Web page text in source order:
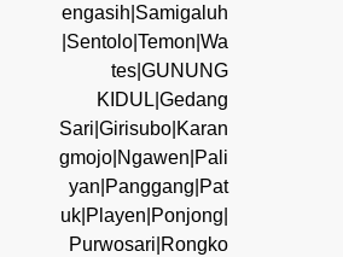
engasih|Samigaluh
|Sentolo|Temon|Wa
tes|GUNUNG
KIDUL|Gedang
Sari|Girisubo|Karan
gmojo|Ngawen|Pali
yan|Panggang|Pat
uk|Playen|Ponjong|
Purwosari|Rongko